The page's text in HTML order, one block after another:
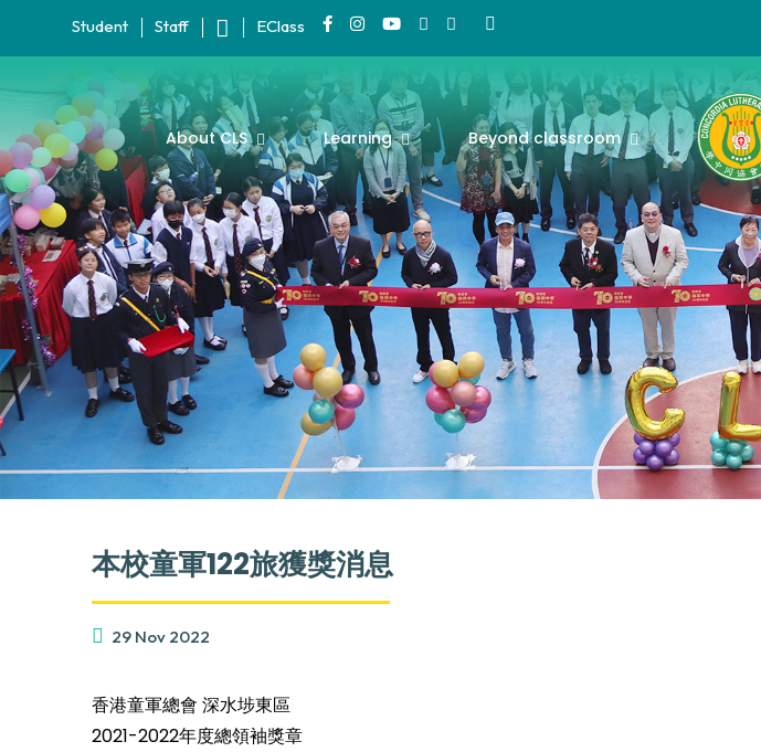
Student Staff EClass
About CLS Learning Beyond classroom
本校童軍122旅獲獎消息
29 Nov 2022
香港童軍總會 深水埗東區
2021-2022年度總領袖獎章